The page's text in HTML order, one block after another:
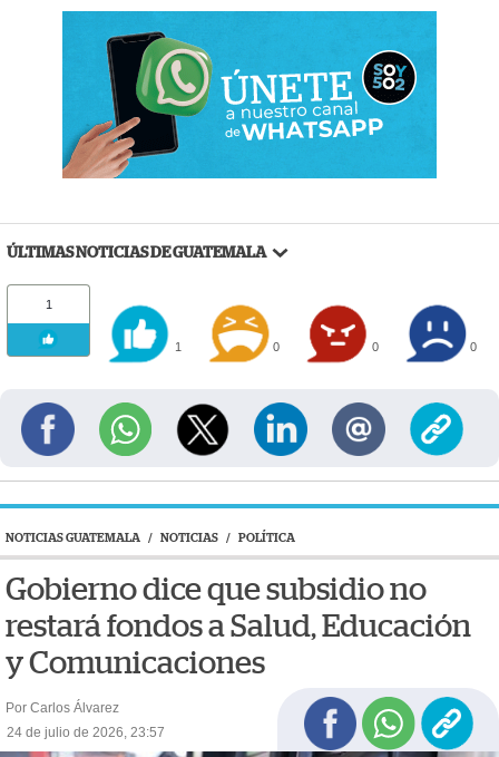
ÚLTIMAS NOTICIAS DE GUATEMALA
1
1 0 0 0
NOTICIAS GUATEMALA / NOTICIAS / POLÍTICA
Gobierno dice que subsidio no
restará fondos a Salud, Educación
y Comunicaciones
Por Carlos Álvarez
24 de julio de 2026, 23:57